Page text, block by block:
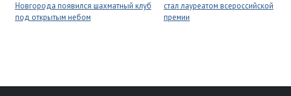
Новгорода появился шахматный клуб
под открытым небом
стал лауреатом всероссийской
премии